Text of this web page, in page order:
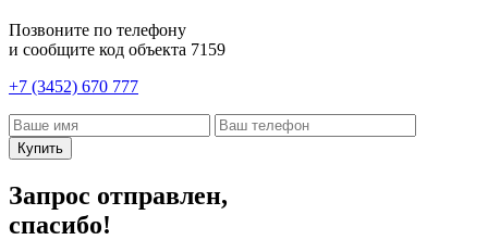
Позвоните по телефону
и сообщите код объекта 7159
+7 (3452) 670 777
Купить
Запрос отправлен,
спасибо!